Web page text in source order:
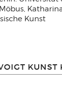
Kunst
KUNST